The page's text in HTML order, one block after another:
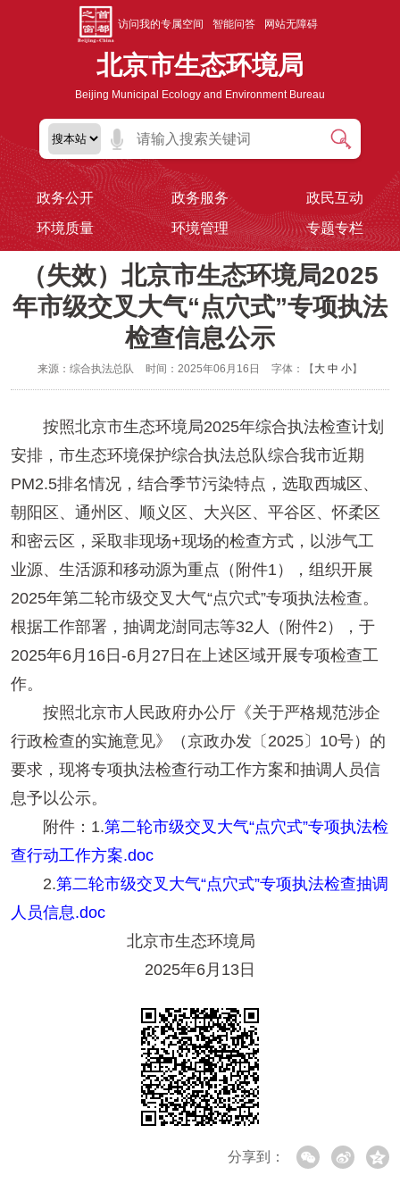
访问我的专属空间 智能问答 网站无障碍
北京市生态环境局
Beijing Municipal Ecology and Environment Bureau
政务公开 政务服务
政民互动
环境质量
环境管理 专题专栏
（失效）北京市生态环境局2025
年市级交叉大气“点穴式”专项执法
检查信息公示
来源：综合执法总队 时间：2025年06月16日 字体：【 大 中 小】
按照北京市生态环境局2025年综合执法检查计划
安排，市生态环境保护综合执法总队综合我市近期
PM2.5排名情况，结合季节污染特点，选取西城区、
朝阳区、通州区、顺义区、大兴区、平谷区、怀柔区
和密云区，采取非现场+现场的检查方式，以涉气工
业源、生活源和移动源为重点（附件1），组织开展
2025年第二轮市级交叉大气“点穴式”专项执法检查。
根据工作部署，抽调龙澍同志等32人（附件2），于
2025年6月16日-6月27日在上述区域开展专项检查工
作。
按照北京市人民政府办公厅《关于严格规范涉企
行政检查的实施意见》（京政办发〔2025〕10号）的
要求，现将专项执法检查行动工作方案和抽调人员信
息予以公示。
附件：1.第二轮市级交叉大气“点穴式”专项执法检
查行动工作方案.doc
2.第二轮市级交叉大气“点穴式”专项执法检查抽调
人员信息.doc
北京市生态环境局
2025年6月13日
分享到：